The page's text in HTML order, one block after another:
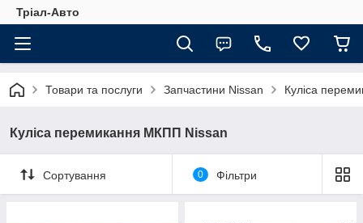
Тріал-Авто
Товари та послуги Запчастини Nissan Куліса
Куліса перемикання МКПП Nissan
Сортування 0 Фільтри